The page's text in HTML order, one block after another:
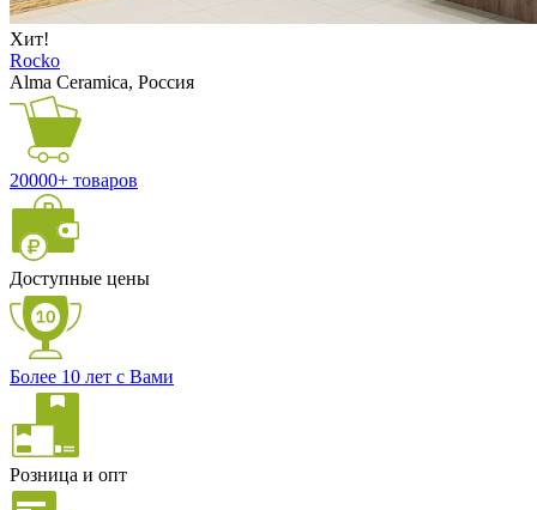
Хит!
Rocko
Alma Ceramica, Россия
20000+ товаров
Доступные цены
Более 10 лет с Вами
Розница и опт